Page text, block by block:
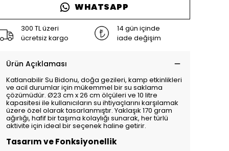
WHATSAPP
300 TL üzeri
ücretsiz kargo
14 gün içinde
iade değişim
Ürün Açıklaması
Katlanabilir Su Bidonu, doğa gezileri, kamp etkinlikleri
ve acil durumlar için mükemmel bir su saklama
çözümüdür. Ø23 cm x 26 cm ölçüleri ve 10 litre
kapasitesi ile kullanıcıların su ihtiyaçlarını karşılamak
üzere özel olarak tasarlanmıştır. Yaklaşık 170 gram
ağırlığı, hafif bir taşıma kolaylığı sunarak, her türlü
aktivite için ideal bir seçenek haline getirir.
Tasarım ve Fonksiyonellik